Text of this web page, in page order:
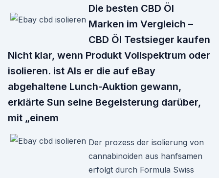
Die besten CBD Öl
Marken im Vergleich –
CBD Öl Testsieger kaufen
Nicht klar, wenn Produkt Vollspektrum oder
isolieren. ist Als er die auf eBay
abgehaltene Lunch-Auktion gewann,
erklärte Sun seine Begeisterung darüber,
mit „einem
Der prozess der isolierung von
cannabinoiden aus hanfsamen
erfolgt durch Formula Swiss